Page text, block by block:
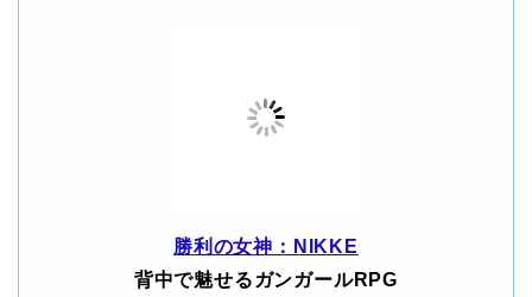
勝利の女神：NIKKE
背中で魅せるガンガールRPG